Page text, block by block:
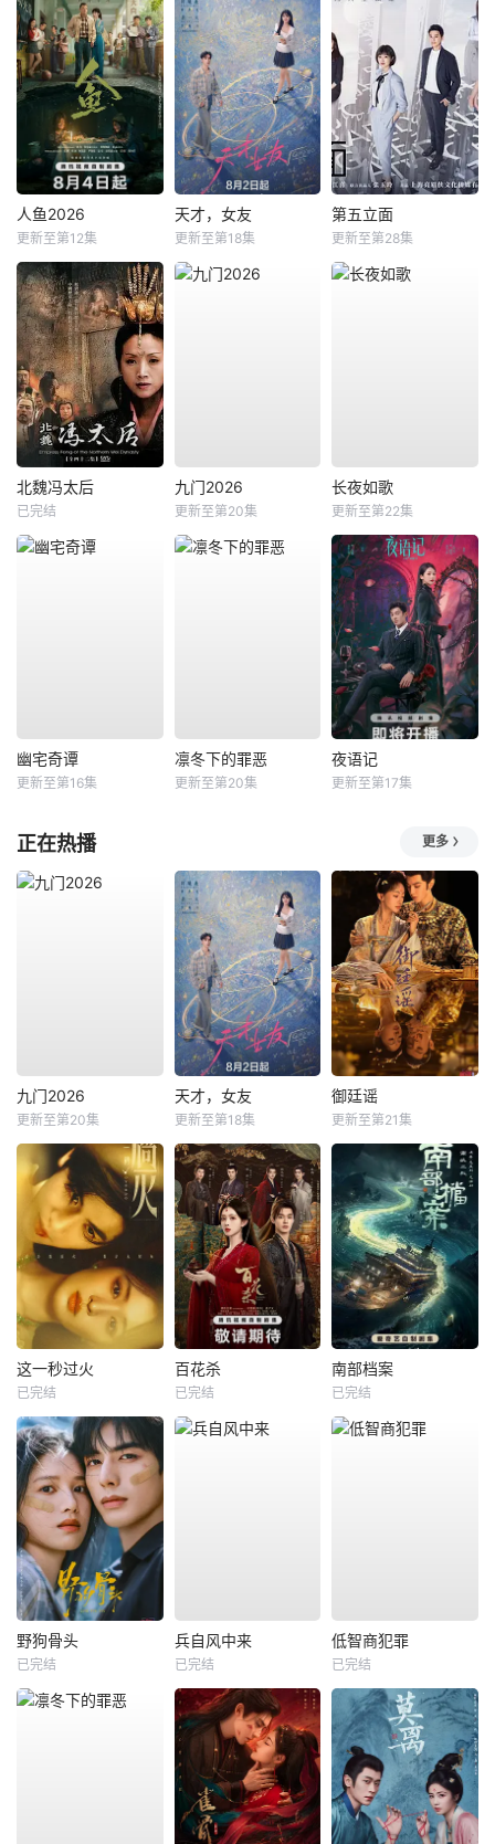
人鱼2026
更新至第12集
天才，女友
更新至第18集
第五立面
更新至第28集
北魏冯太后
已完结
九门2026
更新至第20集
长夜如歌
更新至第22集
幽宅奇谭
更新至第16集
凛冬下的罪恶
更新至第20集
夜语记
更新至第17集
正在热播 更多
九门2026
更新至第20集
天才，女友
更新至第18集
御廷谣
更新至第21集
这一秒过火
已完结
百花杀
已完结
南部档案
已完结
野狗骨头
已完结
兵自风中来
已完结
低智商犯罪
已完结